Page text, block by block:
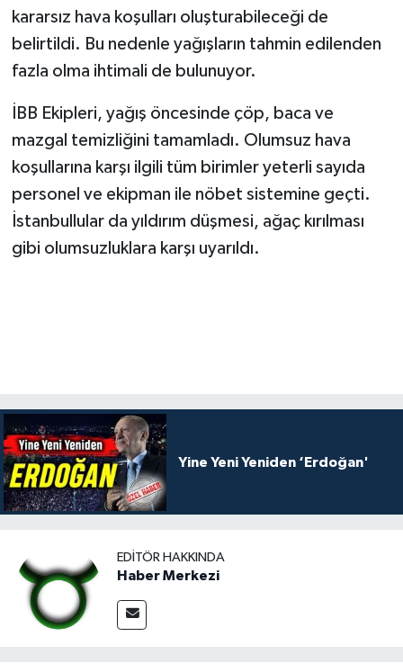
kararsız hava koşulları oluşturabileceği de
belirtildi. Bu nedenle yağışların tahmin edilenden
fazla olma ihtimali de bulunuyor.
İBB Ekipleri, yağış öncesinde çöp, baca ve
mazgal temizliğini tamamladı. Olumsuz hava
koşullarına karşı ilgili tüm birimler yeterli sayıda
personel ve ekipman ile nöbet sistemine geçti.
İstanbullular da yıldırım düşmesi, ağaç kırılması
gibi olumsuzluklara karşı uyarıldı.
Yine Yeni Yeniden ‘Erdoğan'
EDITÖR HAKKINDA
Haber Merkezi